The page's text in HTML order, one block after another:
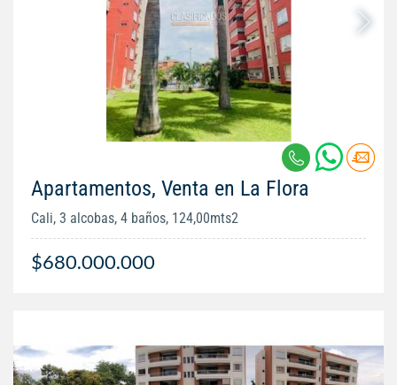
Apartamentos, Venta en La Flora
Cali, 3 alcobas, 4 baños, 124,00mts2
$680.000.000